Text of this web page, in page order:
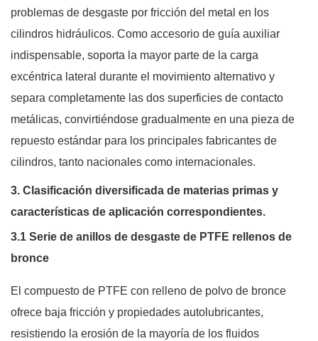
problemas de desgaste por fricción del metal en los
cilindros hidráulicos. Como accesorio de guía auxiliar
indispensable, soporta la mayor parte de la carga
excéntrica lateral durante el movimiento alternativo y
separa completamente las dos superficies de contacto
metálicas, convirtiéndose gradualmente en una pieza de
repuesto estándar para los principales fabricantes de
cilindros, tanto nacionales como internacionales.
3. Clasificación diversificada de materias primas y
características de aplicación correspondientes.
3.1 Serie de anillos de desgaste de PTFE rellenos de
bronce
El compuesto de PTFE con relleno de polvo de bronce
ofrece baja fricción y propiedades autolubricantes,
resistiendo la erosión de la mayoría de los fluidos